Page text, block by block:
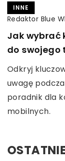
INNE
Redaktor Blue
Jak wybrać
do swojego
Odkryj
uwagę
poradnik dla
mobilnych.